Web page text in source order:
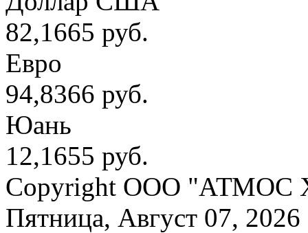
82,1665 руб.
Евро
94,8366 руб.
Юань
12,1655 руб.
Copyright OOO "АТМОС
Пятница, Август 07, 2026